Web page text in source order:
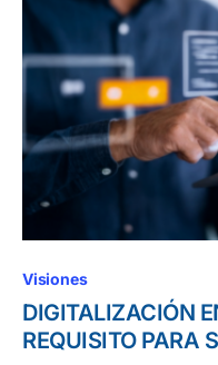
Visiones
DIGITALIZACIÓN
REQUISITO PARA